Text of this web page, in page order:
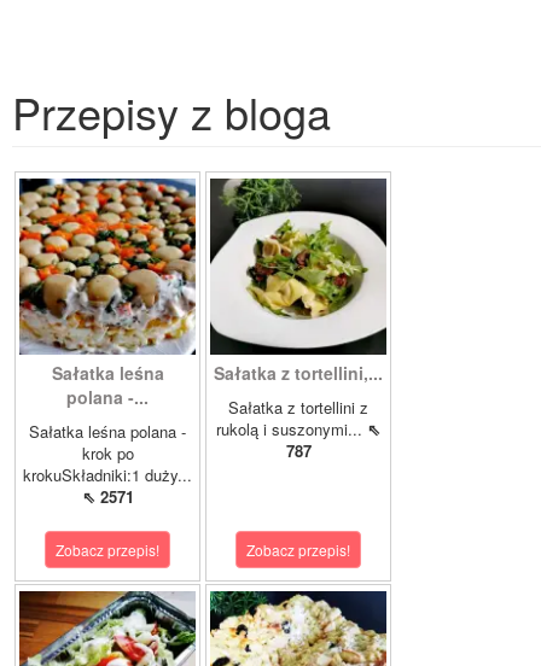
Przepisy z bloga
Sałatka leśna
polana -...
Sałatka leśna polana -
krok po
krokuSkładniki:1 duży...
⇖ 2571
Zobacz przepis!
Sałatka z tortellini,...
Sałatka z tortellini z
rukolą i suszonymi... ⇖
787
Zobacz przepis!